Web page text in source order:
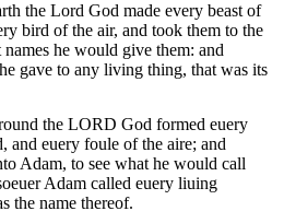
the Lord God made every beast of
bird of the air, and took them to the
names he would give them: and
gave to any living thing, that was its
the LORD God formed euery
and euery foule of the aire; and
Adam, to see what he would call
Adam called euery liuing
the name thereof.